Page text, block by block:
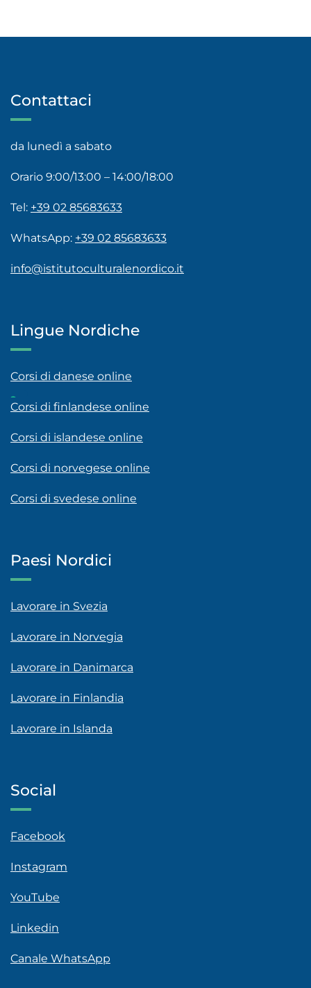
Contattaci
da lunedì a sabato
Orario 9:00/13:00 – 14:00/18:00
Tel: +39 02 85683633
WhatsApp: +39 02 85683633
info@istitutoculturalenordico.it
Lingue Nordiche
Corsi di danese online
Corsi di finlandese online
Corsi di islandese online
Corsi di norvegese online
Corsi di svedese online
Paesi Nordici
Lavorare in Svezia
Lavorare in Norvegia
Lavorare in Danimarca
Lavorare in Finlandia
Lavorare in Islanda
Social
Facebook
Instagram
YouTube
Linkedin
Canale WhatsApp